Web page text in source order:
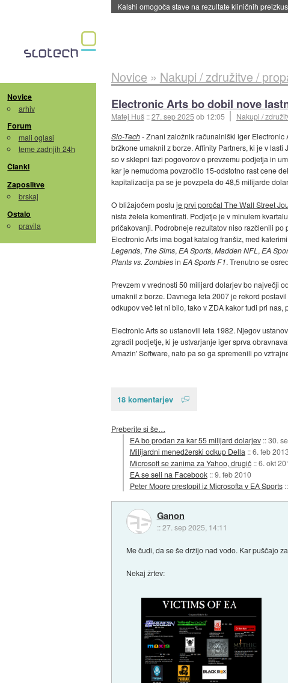
Sandisk že prodal več kot polovico SSD-jev za
Novice
arhiv
Forum
mali oglasi
teme zadnjih 24h
Članki
Zaposlitve
brskaj
Ostalo
pravila
Novice » Nakupi / združitve /
Electronic Arts bo dobil nove
Matej Huš ::27. sep 2025ob 12:05
Nakupi /
Slo-Tech- Znani založnik računalniški iger Electronic
bržkone umaknil z borze. Affinity Partners, ki je v
so v sklepni fazi pogovorov o prevzemu podjetja in
kar je nemudoma povzročilo 15-odstotno rast cene
kapitalizacija pa se je povzpela do 48,5 milijarde
O bližajočem poslu je prvi poročal The Wall Street
nista želela komentirati. Podjetje je v minulem
pričakovanji. Podrobneje rezultatov niso razčlenili
Electronic Arts ima bogat katalog franšiz, med
Legends, The Sims, EA Sports, Madden NFL , EA
Plants vs. Zombiesin EA Sports F1. Trenutno se
Prevzem v vrednosti 50 milijard dolarjev bo največji
umaknil z borze. Davnega leta 2007 je rekord
odkupov več let ni bilo, tako v ZDA kakor tudi pri
Electronic Arts so ustanovili leta 1982. Njegov
zgradil podjetje, ki je ustvarjanje iger sprva
Amazin' Software, nato pa so ga spremenili po
18 komentarjev
Preberite si še…
EA bo prodan za kar 55 milijard dolarjev ::30.
Milijardni menedžerski odkup Della ::6. feb 2013
Microsoft se zanima za Yahoo, drugič ::6. okt
EA se seli na Facebook ::9. feb 2010
Peter Moore prestopil iz Microsofta v EA Sports ::
Ganon
::27. sep 2025, 14:11
Me čudi, da se še držijo nad vodo. Kar puščajo
Nekaj žrtev: